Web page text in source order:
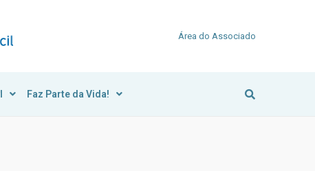
Área do Associado
Faz Parte da Vida!